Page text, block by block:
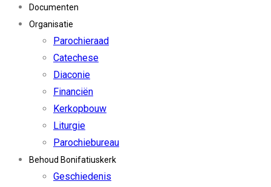
Documenten
Organisatie
Parochieraad
Catechese
Diaconie
Financiën
Kerkopbouw
Liturgie
Parochiebureau
Behoud Bonifatiuskerk
Geschiedenis